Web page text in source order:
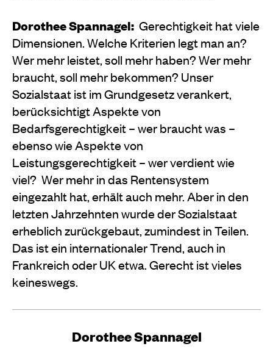
Dorothee Spannagel: Gerechtigkeit hat viele
Dimensionen. Welche Kriterien legt man an?
Wer mehr leistet, soll mehr haben? Wer mehr
braucht, soll mehr bekommen? Unser
Sozialstaat ist im Grundgesetz verankert,
berücksichtigt Aspekte von
Bedarfsgerechtigkeit – wer braucht was –
ebenso wie Aspekte von
Leistungsgerechtigkeit – wer verdient wie
viel? Wer mehr in das Rentensystem
eingezahlt hat, erhält auch mehr. Aber in den
letzten Jahrzehnten wurde der Sozialstaat
erheblich zurückgebaut, zumindest in Teilen.
Das ist ein internationaler Trend, auch in
Frankreich oder UK etwa. Gerecht ist vieles
keineswegs.
Dorothee Spannagel